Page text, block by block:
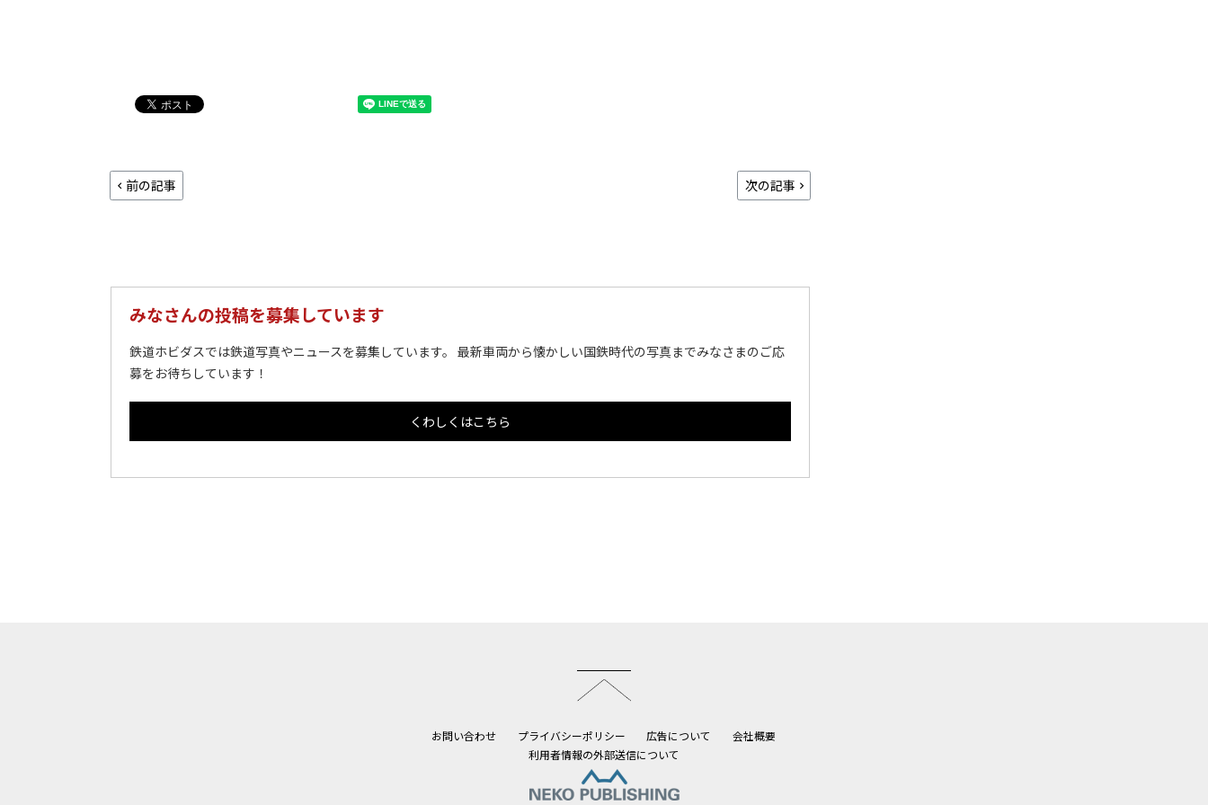
前の記事 次の記事
みなさんの投稿を募集しています
鉄道ホビダスでは鉄道写真やニュースを募集しています。 最新車両から懐かしい国鉄時代の写真までみなさまのご応
募をお待ちしています！
くわしくはこちら
お問い合わせ プライバシーポリシー 広告について
会社概要
利用者情報の外部送信について